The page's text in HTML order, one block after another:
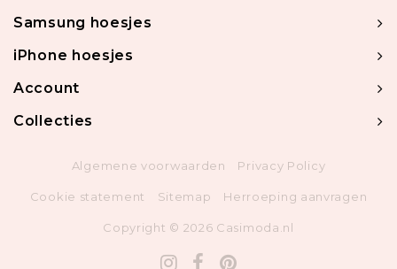
Samsung hoesjes
iPhone hoesjes
Account
Collecties
Algemene voorwaarden Privacy Policy
Cookie statement Sitemap Herroeping aanvragen
Copyright © 2026 Casimoda.nl